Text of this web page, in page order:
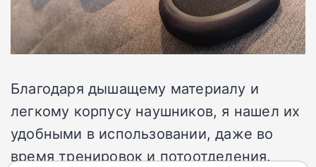
Благодаря дышащему материалу и
легкому корпусу наушников, я нашел их
удобными в использовании, даже во
время тренировок и потоотделения.